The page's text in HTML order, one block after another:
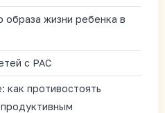
жизни ребенка в
с РАС
как противостоять